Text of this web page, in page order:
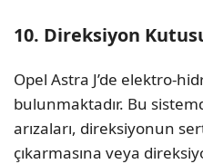
10. Direksiyon
Opel Astra J’de elektro-
bulunmaktadır. Bu
arızaları, direksiyonun
çıkarmasına veya